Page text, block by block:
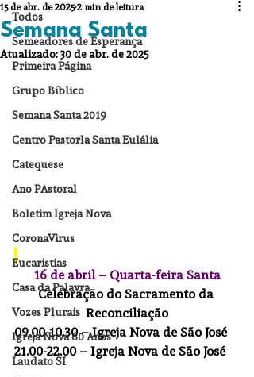
Todos
Semeadores de Esperança
Primeira Página
Grupo Bíblico
Semana Santa 2019
Centro Pastorla Santa Eulália
Catequese
Ano PAstoral
Boletim Igreja Nova
CoronaVirus
Eucaristias
Casa da Palavra
Vozes Plurais
Igreja Nova 60 Anos
Laudato SI
Semana Santa
15 de abr. de 2025 2 min de leitura
Atualizado:30 de abr. de 2025
16 de abril – Quarta-feira Santa
Celebração do Sacramento da
Reconciliação
09.00-10.30 – Igreja Nova de São José
21.00-22.00 – Igreja Nova de São José